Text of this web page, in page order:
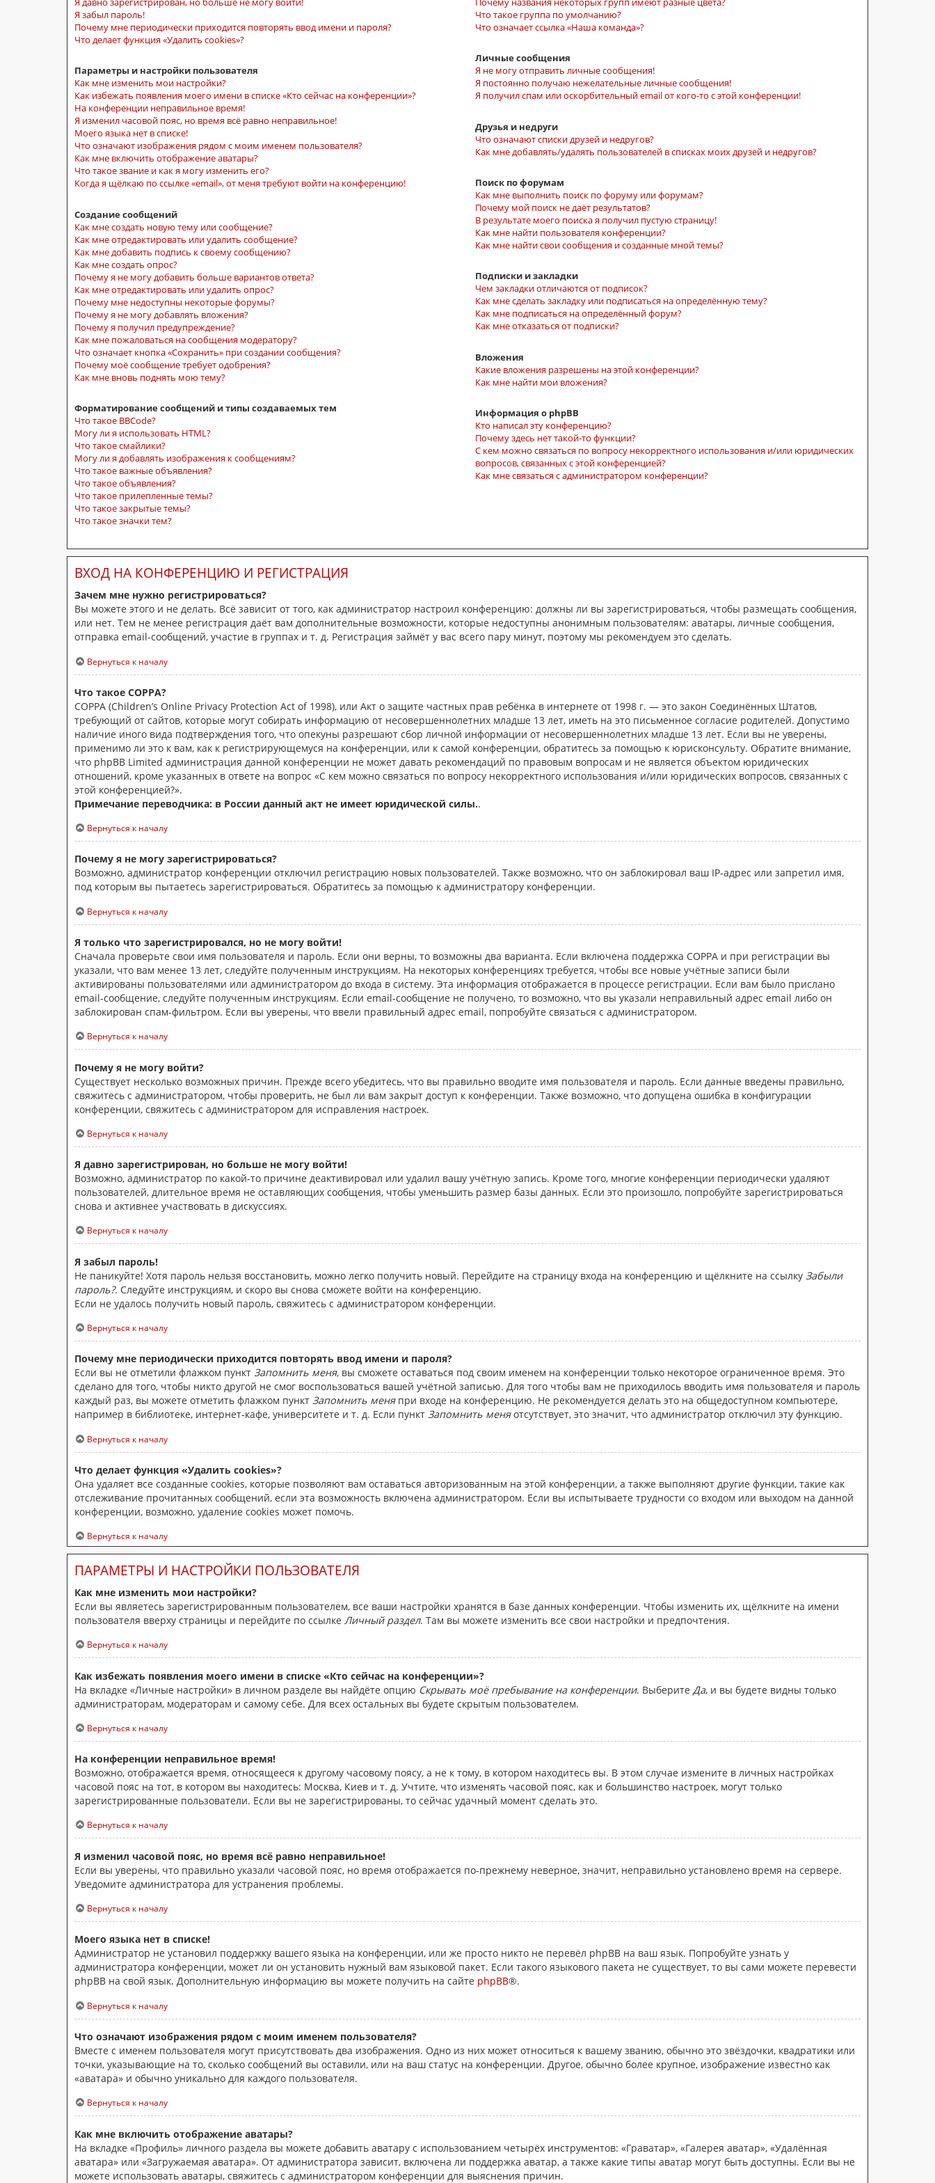
Я забыл пароль!
Почему мне периодически приходится повторять ввод имени и пароля?
Что делает функция «Удалить cookies»?
Параметры и настройки пользователя
Как мне изменить мои настройки?
Как избежать появления моего имени в списке «Кто сейчас на конференции»?
На конференции неправильное время!
Я изменил часовой пояс, но время всё равно неправильное!
Моего языка нет в списке!
Что означают изображения рядом с моим именем пользователя?
Как мне включить отображение аватары?
Что такое звание и как я могу изменить его?
Когда я щёлкаю по ссылке «email», от меня требуют войти на конференцию!
Создание сообщений
Как мне создать новую тему или сообщение?
Как мне отредактировать или удалить сообщение?
Как мне добавить подпись к своему сообщению?
Как мне создать опрос?
Почему я не могу добавить больше вариантов ответа?
Как мне отредактировать или удалить опрос?
Почему мне недоступны некоторые форумы?
Почему я не могу добавлять вложения?
Почему я получил предупреждение?
Как мне пожаловаться на сообщения модератору?
Что означает кнопка «Сохранить» при создании сообщения?
Почему моё сообщение требует одобрения?
Как мне вновь поднять мою тему?
Форматирование сообщений и типы создаваемых тем
Что такое BBCode?
Могу ли я использовать HTML?
Что такое смайлики?
Могу ли я добавлять изображения к сообщениям?
Что такое важные объявления?
Что такое объявления?
Что такое прилепленные темы?
Что такое закрытые темы?
Что такое значки тем?
Что такое группа по умолчанию?
Что означает ссылка «Наша команда»?
Личные сообщения
Я не могу отправить личные сообщения!
Я постоянно получаю нежелательные личные сообщения!
Я получил спам или оскорбительный email от кого-то с этой конференции!
Друзья и недруги
Что означают списки друзей и недругов?
Как мне добавлять/удалять пользователей в списках моих друзей и недругов?
Поиск по форумам
Как мне выполнить поиск по форуму или форумам?
Почему мой поиск не даёт результатов?
В результате моего поиска я получил пустую страницу!
Как мне найти пользователя конференции?
Как мне найти свои сообщения и созданные мной темы?
Подписки и закладки
Чем закладки отличаются от подписок?
Как мне сделать закладку или подписаться на определённую тему?
Как мне подписаться на определённый форум?
Как мне отказаться от подписки?
Вложения
Какие вложения разрешены на этой конференции?
Как мне найти мои вложения?
Информация о phpBB
Кто написал эту конференцию?
Почему здесь нет такой-то функции?
С кем можно связаться по вопросу некорректного использования и/или юридических
вопросов, связанных с этой конференцией?
Как мне связаться с администратором конференции?
ВХОД НА КОНФЕРЕНЦИЮ И РЕГИСТРАЦИЯ
Зачем мне нужно регистрироваться?
Вы можете этого и не делать. Всё зависит от того, как администратор настроил конференцию: должны ли вы зарегистрироваться, чтобы размещать сообщения,
или нет. Тем не менее регистрация даёт вам дополнительные возможности, которые недоступны анонимным пользователям: аватары, личные сообщения,
отправка email-сообщений, участие в группах и т. д. Регистрация займёт у вас всего пару минут, поэтому мы рекомендуем это сделать.
Вернуться к началу
Что такое COPPA?
COPPA (Children’s Online Privacy Protection Act of 1998), или Акт о защите частных прав ребёнка в интернете от 1998 г. — это закон Соединённых Штатов,
требующий от сайтов, которые могут собирать информацию от несовершеннолетних младше 13 лет, иметь на это письменное согласие родителей. Допустимо
наличие иного вида подтверждения того, что опекуны разрешают сбор личной информации от несовершеннолетних младше 13 лет. Если вы не уверены,
применимо ли это к вам, как к регистрирующемуся на конференции, или к самой конференции, обратитесь за помощью к юрисконсульту. Обратите внимание,
что phpBB Limited администрация данной конференции не может давать рекомендаций по правовым вопросам и не является объектом юридических
отношений, кроме указанных в ответе на вопрос «С кем можно связаться по вопросу некорректного использования и/или юридических вопросов, связанных с
этой конференцией?».
Примечание переводчика: в России данный акт не имеет юридической силы..
Вернуться к началу
Почему я не могу зарегистрироваться?
Возможно, администратор конференции отключил регистрацию новых пользователей. Также возможно, что он заблокировал ваш IP-адрес или запретил имя,
под которым вы пытаетесь зарегистрироваться. Обратитесь за помощью к администратору конференции.
Вернуться к началу
Я только что зарегистрировался, но не могу войти!
Сначала проверьте свои имя пользователя и пароль. Если они верны, то возможны два варианта. Если включена поддержка COPPA и при регистрации вы
указали, что вам менее 13 лет, следуйте полученным инструкциям. На некоторых конференциях требуется, чтобы все новые учётные записи были
активированы пользователями или администратором до входа в систему. Эта информация отображается в процессе регистрации. Если вам было прислано
email-сообщение, следуйте полученным инструкциям. Если email-сообщение не получено, то возможно, что вы указали неправильный адрес email либо он
заблокирован спам-фильтром. Если вы уверены, что ввели правильный адрес email, попробуйте связаться с администратором.
Вернуться к началу
Почему я не могу войти?
Существует несколько возможных причин. Прежде всего убедитесь, что вы правильно вводите имя пользователя и пароль. Если данные введены правильно,
свяжитесь с администратором, чтобы проверить, не был ли вам закрыт доступ к конференции. Также возможно, что допущена ошибка в конфигурации
конференции, свяжитесь с администратором для исправления настроек.
Вернуться к началу
Я давно зарегистрирован, но больше не могу войти!
Возможно, администратор по какой-то причине деактивировал или удалил вашу учётную запись. Кроме того, многие конференции периодически удаляют
пользователей, длительное время не оставляющих сообщения, чтобы уменьшить размер базы данных. Если это произошло, попробуйте зарегистрироваться
снова и активнее участвовать в дискуссиях.
Вернуться к началу
Я забыл пароль!
Не паникуйте! Хотя пароль нельзя восстановить, можно легко получить новый. Перейдите на страницу входа на конференцию и щёлкните на ссылку Забыли
пароль?. Следуйте инструкциям, и скоро вы снова сможете войти на конференцию.
Если не удалось получить новый пароль, свяжитесь с администратором конференции.
Вернуться к началу
Почему мне периодически приходится повторять ввод имени и пароля?
Если вы не отметили флажком пункт Запомнить меня, вы сможете оставаться под своим именем на конференции только некоторое ограниченное время. Это
сделано для того, чтобы никто другой не смог воспользоваться вашей учётной записью. Для того чтобы вам не приходилось вводить имя пользователя и пароль
каждый раз, вы можете отметить флажком пункт Запомнить меняпри входе на конференцию. Не рекомендуется делать это на общедоступном компьютере,
например в библиотеке, интернет-кафе, университете и т. д. Если пункт Запомнить меняотсутствует, это значит, что администратор отключил эту функцию.
Вернуться к началу
Что делает функция «Удалить cookies»?
Она удаляет все созданные cookies, которые позволяют вам оставаться авторизованным на этой конференции, а также выполняют другие функции, такие как
отслеживание прочитанных сообщений, если эта возможность включена администратором. Если вы испытываете трудности со входом или выходом на данной
конференции, возможно, удаление cookies может помочь.
Вернуться к началу
ПАРАМЕТРЫ И НАСТРОЙКИ ПОЛЬЗОВАТЕЛЯ
Как мне изменить мои настройки?
Если вы являетесь зарегистрированным пользователем, все ваши настройки хранятся в базе данных конференции. Чтобы изменить их, щёлкните на имени
пользователя вверху страницы и перейдите по ссылке Личный раздел. Там вы можете изменить все свои настройки и предпочтения.
Вернуться к началу
Как избежать появления моего имени в списке «Кто сейчас на конференции»?
На вкладке «Личные настройки» в личном разделе вы найдёте опцию Скрывать моё пребывание на конференции. Выберите Да, и вы будете видны только
администраторам, модераторам и самому себе. Для всех остальных вы будете скрытым пользователем.
Вернуться к началу
На конференции неправильное время!
Возможно, отображается время, относящееся к другому часовому поясу, а не к тому, в котором находитесь вы. В этом случае измените в личных настройках
часовой пояс на тот, в котором вы находитесь: Москва, Киев и т. д. Учтите, что изменять часовой пояс, как и большинство настроек, могут только
зарегистрированные пользователи. Если вы не зарегистрированы, то сейчас удачный момент сделать это.
Вернуться к началу
Я изменил часовой пояс, но время всё равно неправильное!
Если вы уверены, что правильно указали часовой пояс, но время отображается по-прежнему неверное, значит, неправильно установлено время на сервере.
Уведомите администратора для устранения проблемы.
Вернуться к началу
Моего языка нет в списке!
Администратор не установил поддержку вашего языка на конференции, или же просто никто не перевёл phpBB на ваш язык. Попробуйте узнать у
администратора конференции, может ли он установить нужный вам языковой пакет. Если такого языкового пакета не существует, то вы сами можете перевести
phpBB на свой язык. Дополнительную информацию вы можете получить на сайте phpBB®.
Вернуться к началу
Что означают изображения рядом с моим именем пользователя?
Вместе с именем пользователя могут присутствовать два изображения. Одно из них может относиться к вашему званию, обычно это звёздочки, квадратики или
точки, указывающие на то, сколько сообщений вы оставили, или на ваш статус на конференции. Другое, обычно более крупное, изображение известно как
«аватара» и обычно уникально для каждого пользователя.
Вернуться к началу
Как мне включить отображение аватары?
На вкладке «Профиль» личного раздела вы можете добавить аватару с использованием четырёх инструментов: «Граватар», «Галерея аватар», «Удалённая
аватара» или «Загружаемая аватара». От администратора зависит, включена ли поддержка аватар, а также какие типы аватар могут быть доступны. Если вы не
можете использовать аватары, свяжитесь с администратором конференции для выяснения причин.